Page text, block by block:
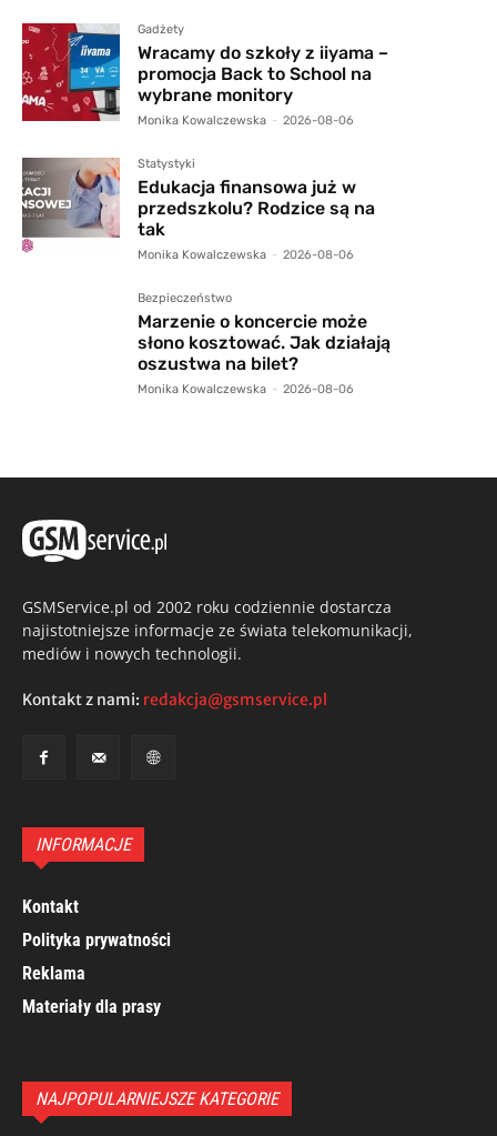
Gadżety
Wracamy do szkoły z iiyama –
promocja Back to School na
wybrane monitory
Monika Kowalczewska - 2026-08-06
Statystyki
Edukacja finansowa już w
przedszkolu? Rodzice są na
tak
Monika Kowalczewska - 2026-08-06
Bezpieczeństwo
Marzenie o koncercie może
słono kosztować. Jak działają
oszustwa na bilet?
Monika Kowalczewska - 2026-08-06
GSMService.pl od 2002 roku codziennie dostarcza
najistotniejsze informacje ze świata telekomunikacji,
mediów i nowych technologii.
Kontakt z nami: redakcja@gsmservice.pl
INFORMACJE
Kontakt
Polityka prywatności
Reklama
Materiały dla prasy
NAJPOPULARNIEJSZE KATEGORIE